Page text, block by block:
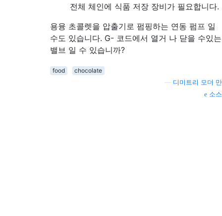
전체 체인에 식품 저장 장비가 필요합니다.
용융 초콜렛을 압출기로 펌핑하는 연동 펌프 일
수도 있습니다. G- 코드에서 열거 나 닫을 수있는
밸브 일 수 있습니까?
food
chocolate
디미트리 모더 만
소스